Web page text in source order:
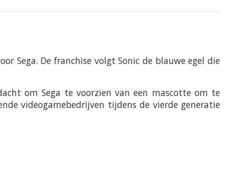
Sega. De franchise volgt Sonic de blauwe egel die
om Sega te voorzien van een mascotte om te
videogamebedrijven tijdens de vierde generatie